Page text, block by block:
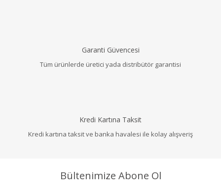
Garanti Güvencesi
Tüm ürünlerde üretici yada distribütör garantisi
Kredi Kartına Taksit
Kredi kartına taksit ve banka havalesi ile kolay alışveriş
Bültenimize Abone Ol